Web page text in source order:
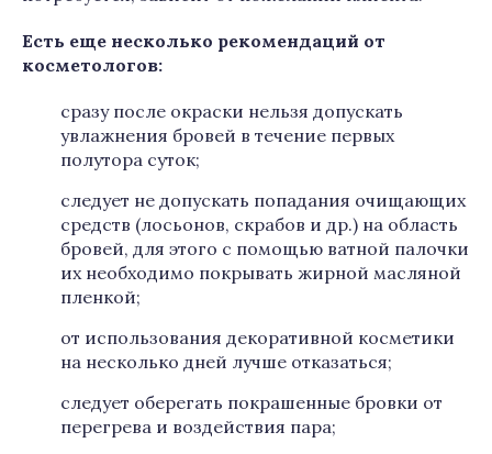
Есть еще несколько рекомендаций от
косметологов:
сразу после окраски нельзя допускать
увлажнения бровей в течение первых
полутора суток;
следует не допускать попадания очищающих
средств (лосьонов, скрабов и др.) на область
бровей, для этого с помощью ватной палочки
их необходимо покрывать жирной масляной
пленкой;
от использования декоративной косметики
на несколько дней лучше отказаться;
следует оберегать покрашенные бровки от
перегрева и воздействия пара;